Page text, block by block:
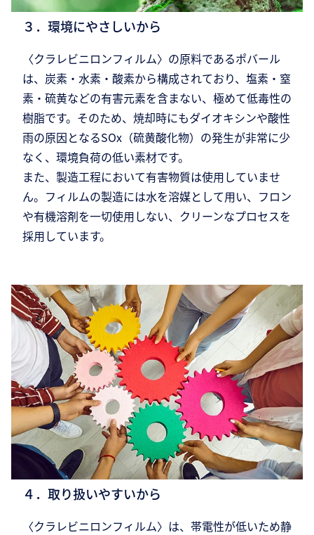
３．環境にやさしいから
〈クラレビニロンフィルム〉の原料であるポバール
は、炭素・水素・酸素から構成されており、塩素・窒
素・硫黄などの有害元素を含まない、極めて低毒性の
樹脂です。そのため、焼却時にもダイオキシンや酸性
雨の原因となるSOx（硫黄酸化物）の発生が非常に少
なく、環境負荷の低い素材です。
また、製造工程において有害物質は使用していませ
ん。フィルムの製造には水を溶媒として用い、フロン
や有機溶剤を一切使用しない、クリーンなプロセスを
採用しています。
４．取り扱いやすいから
〈クラレビニロンフィルム〉は、帯電性が低いため静